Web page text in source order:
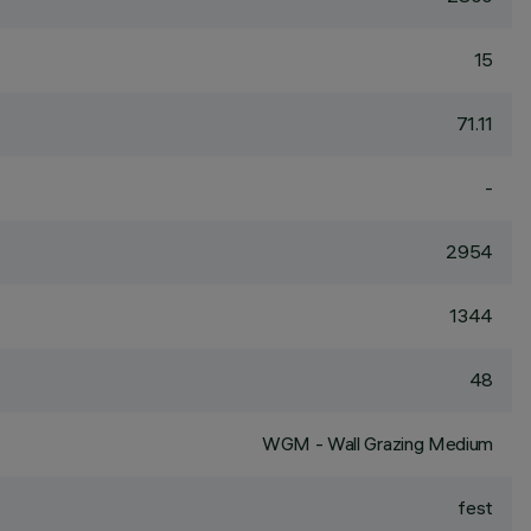
15
71.11
-
2954
1344
48
WGM - Wall Grazing Medium
fest